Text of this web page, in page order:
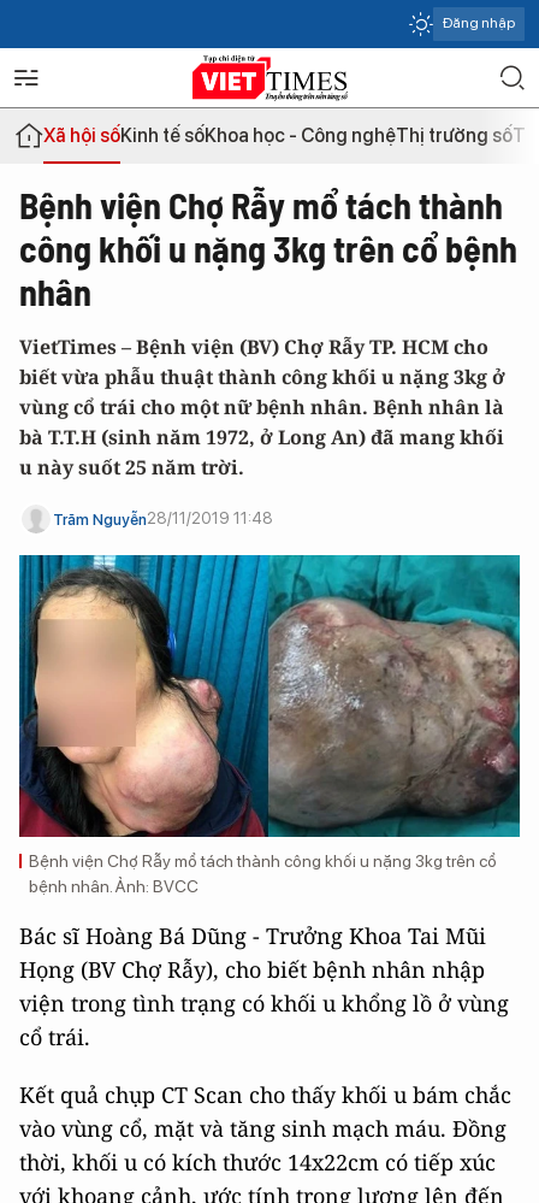
Đăng nhập
Xã hội sốKinh tế sốKhoa học - Công nghệThị trường số
Bệnh viện Chợ Rẫy mổ tách thành
công khối u nặng 3kg trên cổ bệnh
nhân
VietTimes –Bệnh viện (BV) Chợ Rẫy TP. HCM cho
biết vừa phẫu thuật thành công khối u nặng 3kg ở
vùng cổ trái cho một nữ bệnh nhân. Bệnh nhân là
bà T.T.H (sinh năm 1972, ở Long An) đã mang khối
u này suốt 25 năm trời.
Trăm Nguyễn28/11/2019 11:48
Bệnh viện Chợ Rẫy mổ tách thành công khối u nặng 3kg trên cổ
bệnh nhân. Ảnh: BVCC
Bác sĩ Hoàng Bá Dũng - Trưởng Khoa Tai Mũi
Họng (BV Chợ Rẫy), cho biết bệnh nhân nhập
viện trong tình trạng có khối u khổng lồ ở vùng
cổ trái.
Kết quả chụp CT Scan cho thấy khối u bám chắc
vào vùng cổ, mặt và tăng sinh mạch máu. Đồng
thời, khối u có kích thước 14x22cm có tiếp xúc
với khoang cảnh, ước tính trọng lượng lên đến